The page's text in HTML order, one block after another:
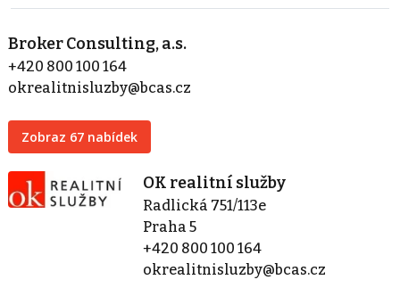
Broker Consulting, a.s.
+420 800 100 164
okrealitnisluzby@bcas.cz
Zobraz 67 nabídek
OK realitní služby
Radlická 751/113e
Praha 5
+420 800 100 164
okrealitnisluzby@bcas.cz